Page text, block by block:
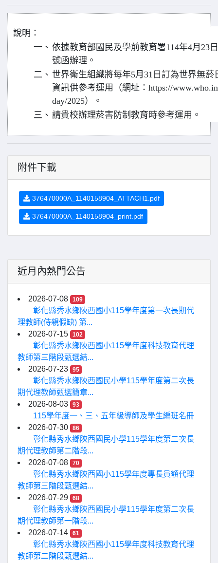
說明：
一、 依據教育部國民及學前教育署114年4月23
號函辦理。
二、 世界衛生組織將每年5月31日訂為世界無
資訊供參考運用（網址：https://
day/2025）。
三、 請貴校辦理菸害防制教育時參考運用。
附件下載
376470000A_1140158904_ATTACH1.pdf
376470000A_1140158904_print.pdf
近月內熱門公告
2026-07-08 109
彰化縣秀水鄉陝西國小115學年度第一次長期代
理教師(侍親假缺) 第...
2026-07-15
102
彰化縣秀水鄉陝西國小115學年度科技教育代理
教師第三階段甄選結...
2026-07-23
95
彰化縣秀水鄉陝西國民小學115學年度第二次長
期代理教師甄選簡章...
2026-08-03
93
115學年度一、三、五年級導師及學生編班名冊
2026-07-30
86
彰化縣秀水鄉陝西國民小學115學年度第二次長
期代理教師第二階段...
2026-07-08
70
彰化縣秀水鄉陝西國小115學年度專長員額代理
教師第三階段甄選結...
2026-07-29
68
彰化縣秀水鄉陝西國民小學115學年度第二次長
期代理教師第一階段...
2026-07-14
61
彰化縣秀水鄉陝西國小115學年度科技教育代理
教師第二階段甄選結...